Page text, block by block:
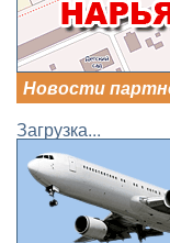
Новости
Загрузка...